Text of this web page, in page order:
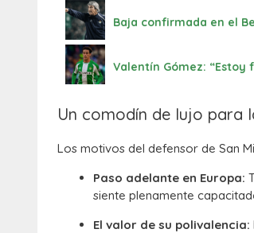
Baja confirmada en el
Valentín Gómez:
Un comodín de lujo para
Los motivos del defensor de San
Paso adelante en Europa:
siente plenamente
El valor de su polivalencia: